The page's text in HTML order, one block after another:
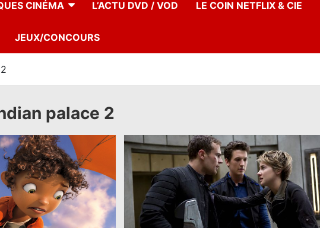
CINÉMA L’ACTU DVD / VOD LE COIN NETFLIX & CIE
JEUX/CONCOURS
palace 2